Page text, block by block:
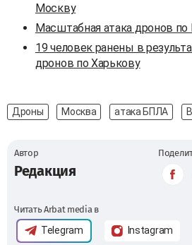
Москву
Масштабная атака дронов по
19 человек ранены в
дронов по Харькову
Дроны Москва атака БПЛА
Автор
Редакция
Читать Arbat media в
Telegram Instagram